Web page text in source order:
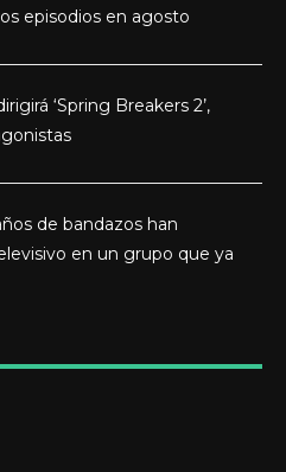
episodios en agosto
‘Spring Breakers 2’,
de bandazos han
en un grupo que ya